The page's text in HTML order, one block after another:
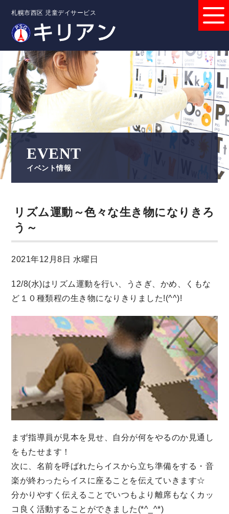
札幌市西区 児童デイサービス
EVENT
イベント情報
リズム運動～色々な生き物になりきろ
う～
2021年12月8日 水曜日
12/8(水)はリズム運動を行い、うさぎ、かめ、くもな
ど１０種類程の生き物になりきりました!(^^)!
まず指導員が見本を見せ、自分が何をやるのか見通し
をもたせます！
次に、名前を呼ばれたらイスから立ち準備をする・音
楽が終わったらイスに座ることを伝えていきます☆
分かりやすく伝えることでいつもより離席もなくカッ
コ良く活動することができました(*^_^*)